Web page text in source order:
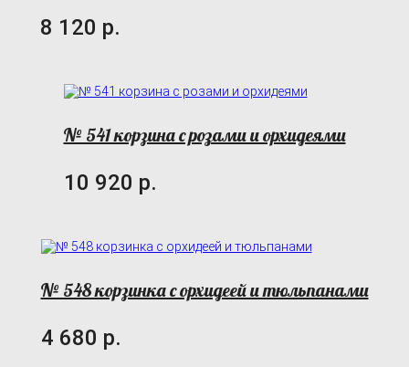
8 120 р.
№ 541 корзина с розами и орхидеями
10 920 р.
№ 548 корзинка с орхидеей и тюльпанами
4 680 р.